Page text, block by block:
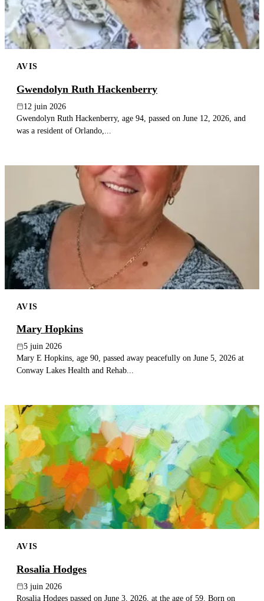
AVIS
Gwendolyn Ruth Hackenberry
12 juin 2026
Gwendolyn Ruth Hackenberry, age 94, passed on June 12, 2026, and
was a resident of Orlando,...
AVIS
Mary Hopkins
5 juin 2026
Mary E Hopkins, age 90, passed away peacefully on June 5, 2026 at
Conway Lakes Health and Rehab...
AVIS
Rosalia Hodges
3 juin 2026
Rosalia Hodges passed on June 3, 2026, at the age of 59. Born on